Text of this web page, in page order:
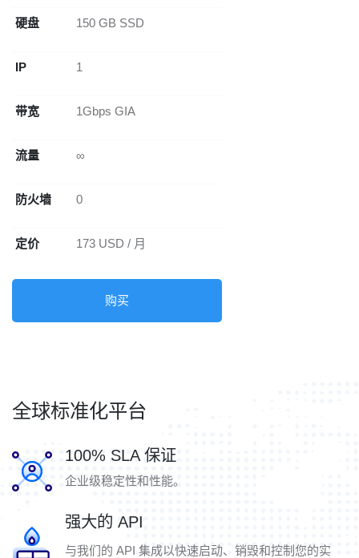
硬盘 150 GB SSD
IP 1
带宽 1Gbps GIA
流量 ∞
防火墙 0
定价 173 USD / 月
购买
全球标准化平台
100% SLA 保证
企业级稳定性和性能。
强大的 API
与我们的 API 集成以快速启动、销毁和控制您的实